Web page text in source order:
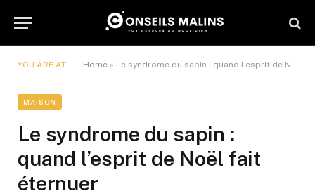
YOU ARE AT: Home » Le syndrome du sapin : quand l’esprit de Noël fait éternuer
MAISON
Le syndrome du sapin :
quand l’esprit de Noël fait
éternuer